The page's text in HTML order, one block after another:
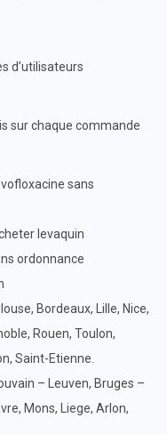
d’utilisateurs
sur chaque commande
sans
levaquin
ordonnance
Bordeaux, Lille, Nice,
Rouen, Toulon,
Saint-Etienne.
– Leuven, Bruges –
Mons, Liege, Arlon,